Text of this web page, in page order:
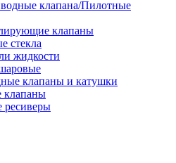
клапана/Пилотные
клапаны
стекла
жидкости
клапаны и катушки
клапаны
ресиверы